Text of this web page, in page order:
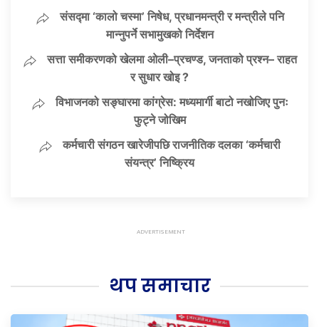
संसद्मा ‘कालो चस्मा’ निषेध, प्रधानमन्त्री र मन्त्रीले पनि
मान्नुपर्ने सभामुखको निर्देशन
सत्ता समीकरणको खेलमा ओली–प्रचण्ड, जनताको प्रश्न– राहत
र सुधार खोइ ?
विभाजनको सङ्घारमा कांग्रेस: मध्यमार्गी बाटो नखोजिए पुनः
फुट्ने जोखिम
कर्मचारी संगठन खारेजीपछि राजनीतिक दलका ‘कर्मचारी
संयन्त्र’ निष्क्रिय
थप समाचार